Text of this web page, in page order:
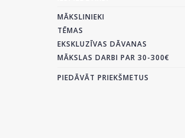
MĀKSLINIEKI
TĒMAS
EKSKLUZĪVAS DĀVANAS
MĀKSLAS DARBI PAR 30-300€
PIEDĀVĀT PRIEKŠMETUS